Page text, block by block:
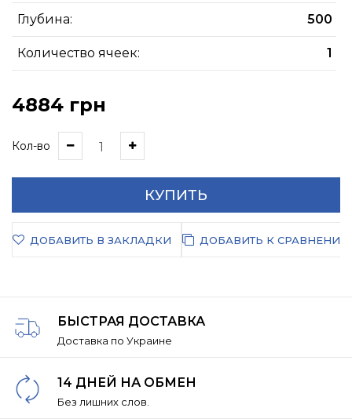
Глубина: 500
Количество ячеек: 1
4884 грн
Кол-во
КУПИТЬ
ДОБАВИТЬ В ЗАКЛАДКИ ДОБАВИТЬ К СРАВНЕНИЮ
БЫСТРАЯ ДОСТАВКА
Доставка по Украине
14 ДНЕЙ НА ОБМЕН
Без лишних слов.